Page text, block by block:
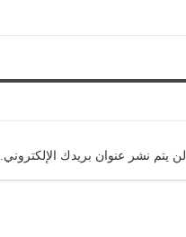
لن يتم نشر عنوان بريدك الإلكتروني.